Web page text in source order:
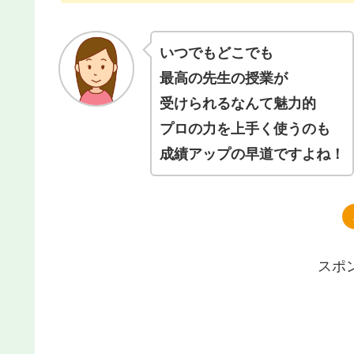
いつでもどこでも
最高の先生の授業が
受けられるなんて魅力的
プロの力を上手く使うのも
成績アップの早道ですよね！
スポ